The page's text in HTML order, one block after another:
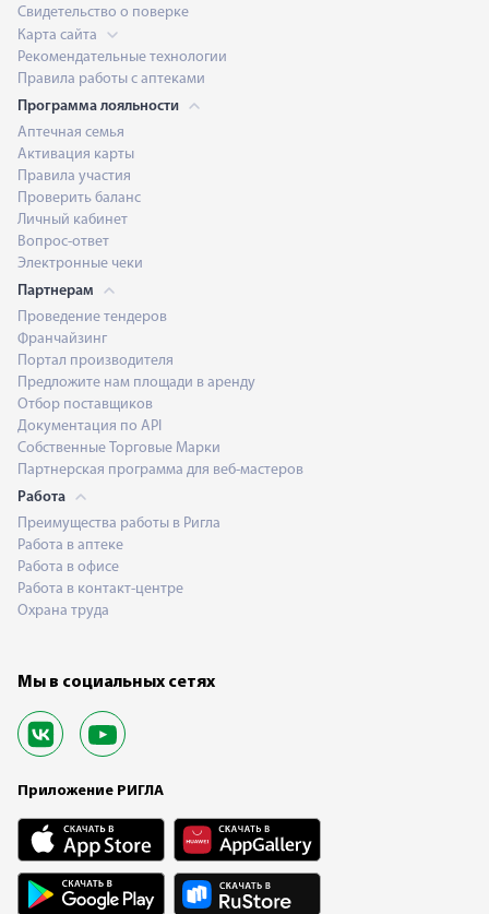
Свидетельство о поверке
Карта сайта
Рекомендательные технологии
Правила работы с аптеками
Программа лояльности
Аптечная семья
Активация карты
Правила участия
Проверить баланс
Личный кабинет
Вопрос-ответ
Электронные чеки
Партнерам
Проведение тендеров
Франчайзинг
Портал производителя
Предложите нам площади в аренду
Отбор поставщиков
Документация по API
Собственные Торговые Марки
Партнерская программа для веб-мастеров
Работа
Преимущества работы в Ригла
Работа в аптеке
Работа в офисе
Работа в контакт-центре
Охрана труда
Мы в социальных сетях
Приложение РИГЛА